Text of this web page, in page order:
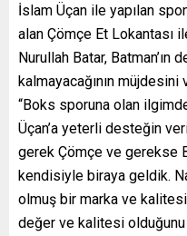
İslam Üçan ile yapılan
alan Çömçe Et Lokantası
Nurullah Batar, Batman’ın
kalmayacağının müjdesini
“Boks sporuna olan
Üçan’a yeterli desteğin
gerek Çömçe ve gerekse
kendisiyle biraya geldik.
olmuş bir marka ve
değer ve kalitesi